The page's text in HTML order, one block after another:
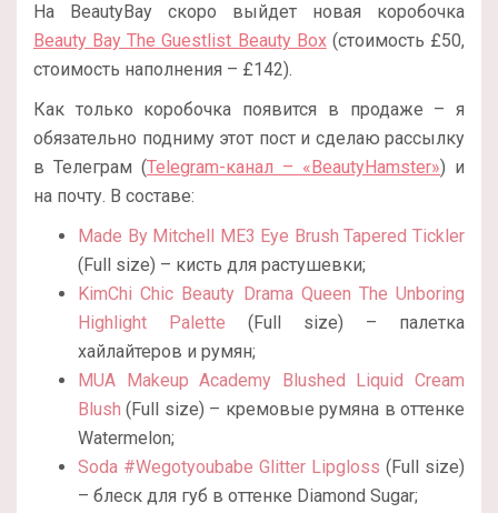
На BeautyBay скоро выйдет новая коробочка
Beauty Bay The Guestlist Beauty Box(стоимость £50,
стоимость наполнения – £142).
Как только коробочка появится в продаже – я
обязательно подниму этот пост и сделаю рассылку
в Телеграм (Telegram-канал – «BeautyHamster») и
на почту. В составе:
Made By Mitchell ME3 Eye Brush Tapered Tickler
(Full size) – кисть для растушевки;
KimChi Chic Beauty Drama Queen The Unboring
Highlight Palette (Full size) – палетка
хайлайтеров и румян;
MUA Makeup Academy Blushed Liquid Cream
Blush (Full size) – кремовые румяна в оттенке
Watermelon;
Soda #Wegotyoubabe Glitter Lipgloss (Full size)
– блеск для губ в оттенке Diamond Sugar;